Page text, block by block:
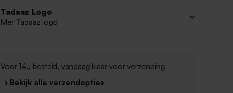
Tadaaz Logo
Met Tadaaz logo
Voor14u besteld,vandaag klaar voor verzending
› Bekijk alle verzendopties